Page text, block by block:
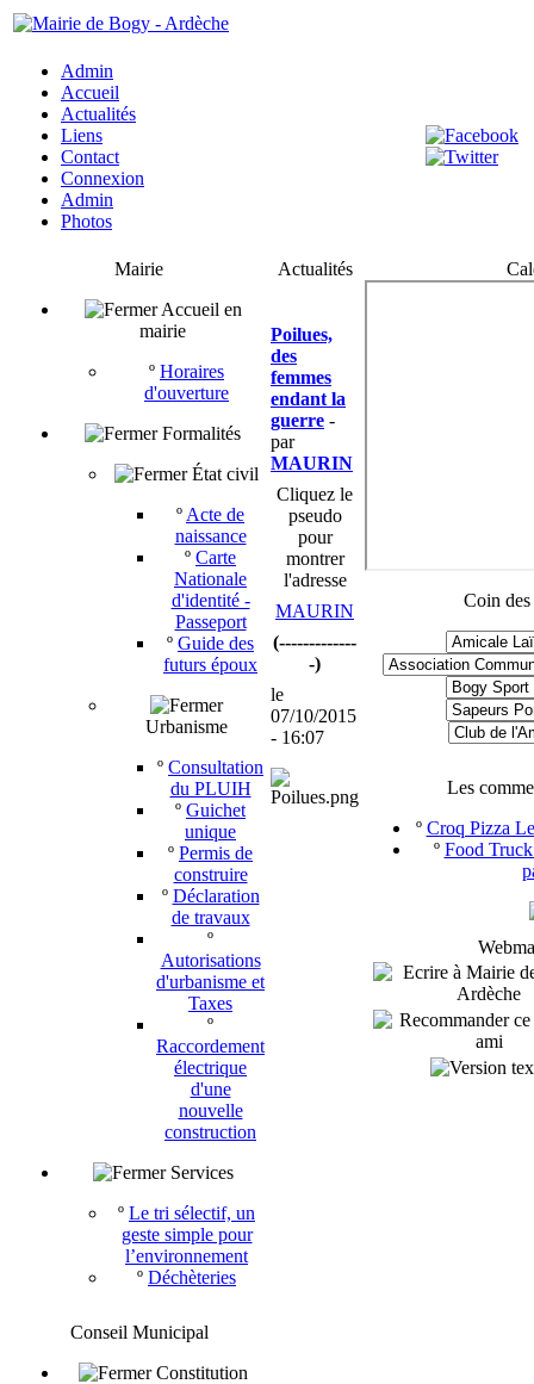
Admin
Accueil
Actualités
Liens
Contact
Connexion
Admin
Photos
Mairie
Accueil en
mairie
º Horaires
d'ouverture
Formalités
État civil
º Acte de
naissance
º Carte
Nationale
d'identité -
Passeport
º Guide des
futurs époux
Urbanisme
º Consultation
du PLUIH
º Guichet
unique
º Permis de
construire
º Déclaration
de travaux
º
Autorisations
d'urbanisme et
Taxes
º
Raccordement
électrique
d'une
nouvelle
construction
Services
º Le tri sélectif, un
geste simple pour
l’environnement
º Déchèteries
Conseil Municipal
Constitution
Actualités
Poilues,
des
femmes
endant la
guerre -
par
MAURIN
Cliquez le
pseudo
pour
montrer
l'adresse
MAURIN
(-------------
-)
le
07/10/2015
- 16:07
Coin
Les
º Croq Pizza
º Food